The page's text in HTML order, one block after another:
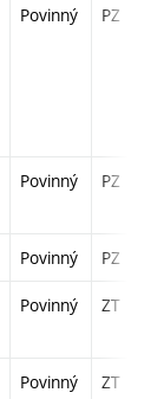
Povinný PZ
Povinný PZ
Povinný PZ
Povinný ZT
Povinný ZT